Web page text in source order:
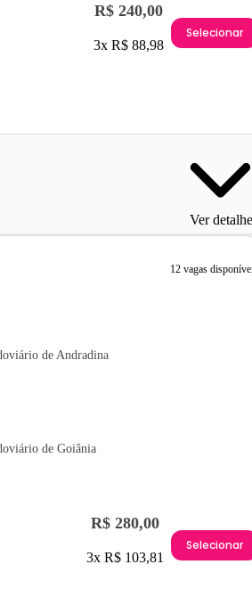
R$ 240,00
3x R$ 88,98
Selecionar
Ver
12 vagas
de Andradina
de Goiânia
R$ 280,00
3x R$ 103,81
Selecionar